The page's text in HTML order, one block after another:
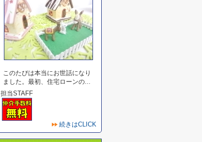
このたびは本当にお世話になり
ました。最初、住宅ローンの...
担当STAFF
続きはCLICK